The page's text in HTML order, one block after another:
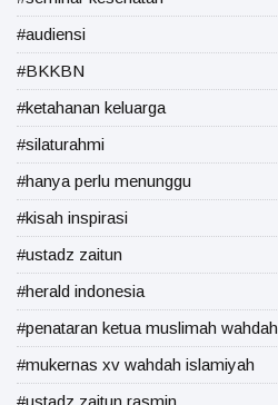
#audiensi
#BKKBN
#ketahanan keluarga
#silaturahmi
#hanya perlu menunggu
#kisah inspirasi
#ustadz zaitun
#herald indonesia
#penataran ketua muslimah wahdah
#mukernas xv wahdah islamiyah
#ustadz zaitun rasmin